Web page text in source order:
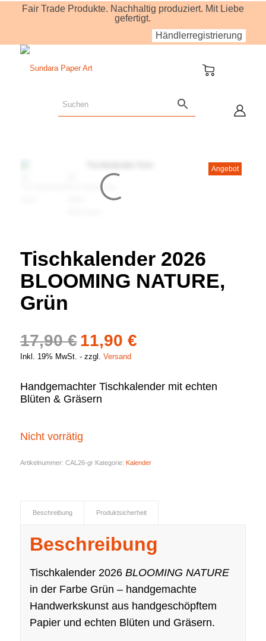
Fair Trade Produkte. Nachhaltig produziert. Mit Liebe
gefertigt.
Händlerregistrierung
Angebot
Tischkalender 2026
BLOOMING NATURE,
Grün
17,90€ Ursprünglicher
Preis
17,90 €
11,90 €Aktueller
11,90 €.
Inkl. 19% MwSt. zzgl. Versand
Handgemachter Tischkalender mit echten
Blüten & Gräsern
Nicht vorrätig
Artikelnummer: CAL26-gr Kategorie: Kalender
Beschreibung Produktsicherheit
Beschreibung
Tischkalender 2026 BLOOMING NATURE
in der Farbe Grün – handgemachte
Handwerkskunst aus handgeschöpftem
Papier und echten Blüten und Gräsern.